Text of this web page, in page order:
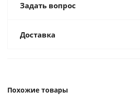
Задать вопрос
Доставка
Похожие товары